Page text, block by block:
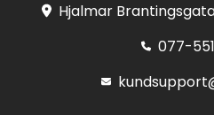
Hjalmar
077-